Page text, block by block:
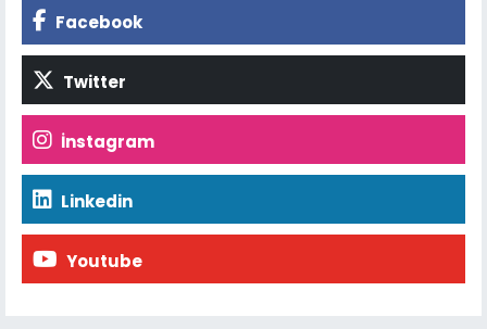
Facebook
Twitter
İnstagram
Linkedin
Youtube